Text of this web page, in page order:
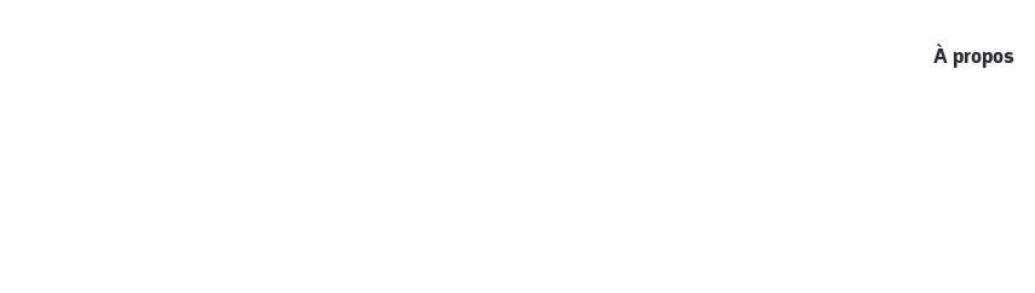
À propos